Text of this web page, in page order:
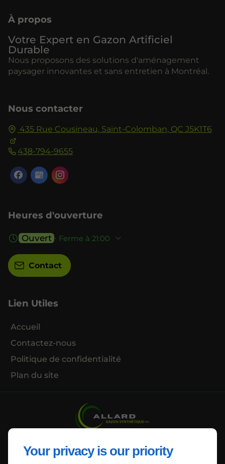
Your privacy is our priority
À propos
Votre Expert en Gazon Artificiel
Durable
Nous proposons des solutions d'aménagement
paysager innovantes et sans entretien à Montréal.
Nous contacter
435 Rue Cousineau, Saint-Colomban, QC J5K1T6
438-794-9655
Heures d'ouverture
Ouvert ⋅ Ferme à 21:00
Contact
Lien Utiles
Accueil
Contactez-nous
Politique de confidentialité
Plan du site